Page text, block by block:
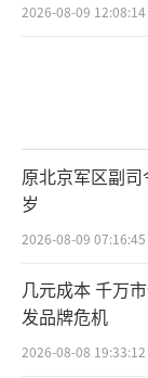
2026-08-09 12:08:14
原北京军区副
岁
2026-08-09 07:16:45
几元成本 千万
发品牌危机
2026-08-08 19:33:12